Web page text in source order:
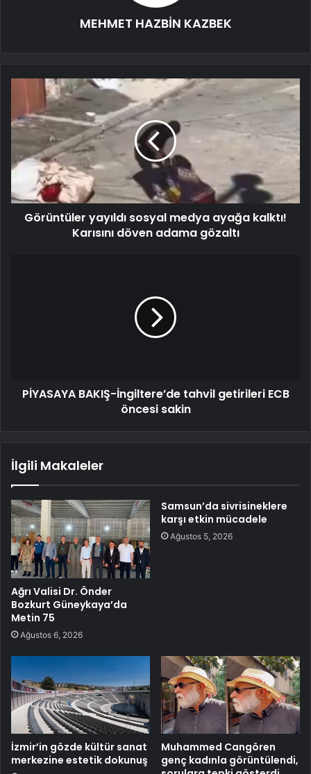
MEHMET HAZBİN KAZBEK
Görüntüler yayıldı sosyal medya ayağa kalktı!
Karısını döven adama gözaltı
PİYASAYA BAKIŞ-İngiltere’de tahvil getirileri ECB
öncesi sakin
İlgili Makaleler
Ağrı Valisi Dr. Önder
Bozkurt Güneykaya’da
Metin 75
Ağustos 6, 2026
Samsun’da sivrisineklere
karşı etkin mücadele
Ağustos 5, 2026
İzmir’in gözde kültür sanat
merkezine estetik dokunuş
Muhammed Cangören
genç kadınla görüntülendi,